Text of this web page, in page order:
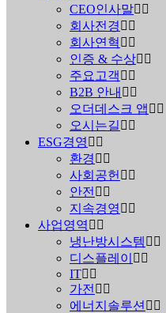
CEO인사말
회사전경
회사연혁
인증 & 수상
주요고객
B2B 안내
오더데스크 앱
오시는길
ESG경영
환경
사회공헌
안전
지속경영
사업영역
냉난방시스템
디스플레이
IT
가전
에너지솔루션